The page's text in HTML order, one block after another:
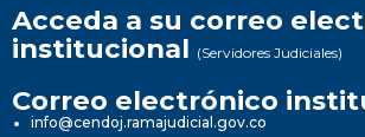
Acceda a su correo
institucional (Servidores Judiciales)
Correo electrónico
info@cendoj.ramajudicial.gov.co